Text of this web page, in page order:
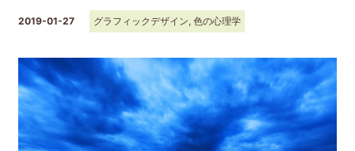
2019-01-27 グラフィックデザイン, 色の心理学